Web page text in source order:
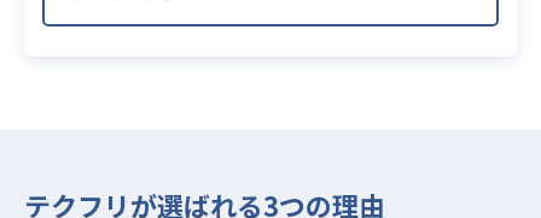
テクフリが選ばれる3つの理由